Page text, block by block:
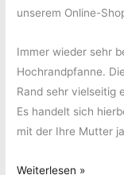
unserem Online-
Immer wieder sehr
Hochrandpfanne. Die
Rand sehr vielseitig
Es handelt sich
mit der Ihre Mutter
Praktische
Weiterlesen »